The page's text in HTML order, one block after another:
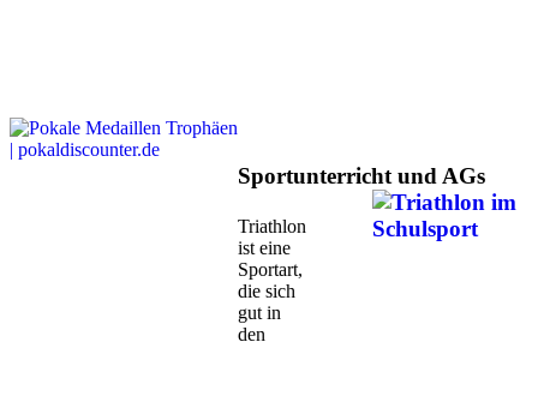
Sportunterricht und AGs
Triathlon
ist eine
Sportart,
die sich
gut in
den